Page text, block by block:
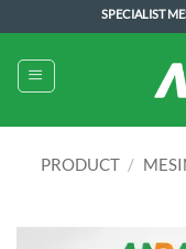
to
content
SPECIALIST
PRODUCT /